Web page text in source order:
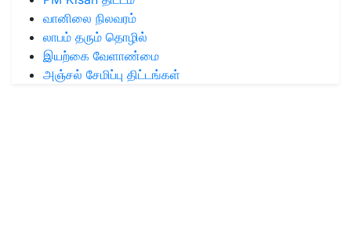
வானிலை நிலவரம்
லாபம் தரும் தொழில்
இயற்கை வேளாண்மை
அஞ்சல் சேமிப்பு திட்டங்கள்